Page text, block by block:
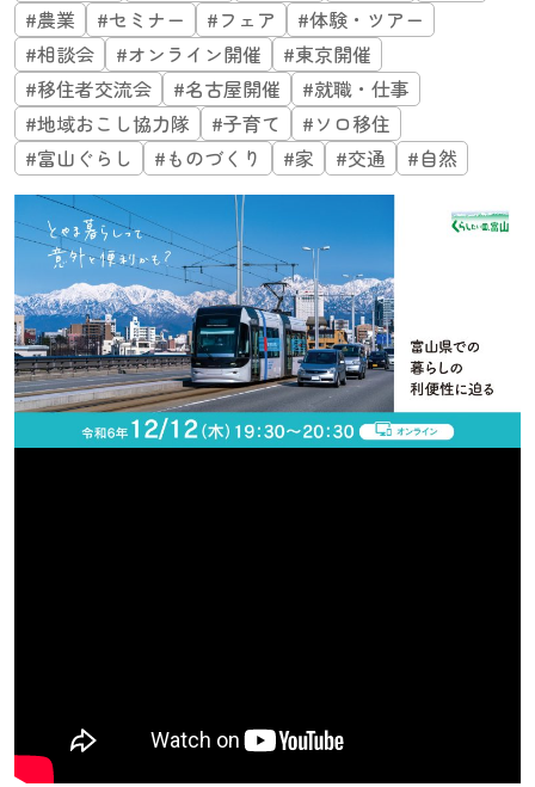
#農業
#セミナー #フェア
#体験・ツアー
#相談会
#オンライン開催
#東京開催
#移住者交流会
#名古屋開催
#就職・仕事
#地域おこし協力隊
#子育て
#ソロ移住
#富山ぐらし
#ものづくり #家 #交通 #自然